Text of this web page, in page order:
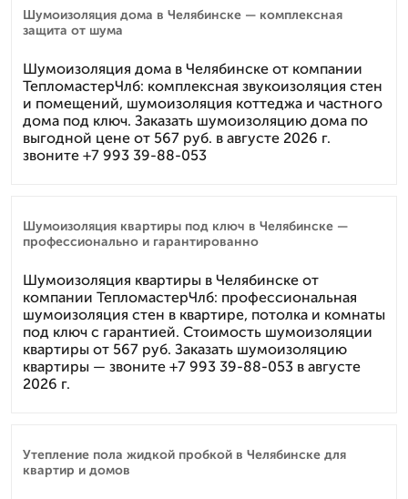
Шумоизоляция дома в Челябинске — комплексная
защита от шума
Шумоизоляция дома в Челябинске от компании
ТепломастерЧлб: комплексная звукоизоляция стен
и помещений, шумоизоляция коттеджа и частного
дома под ключ. Заказать шумоизоляцию дома по
выгодной цене от 567 руб. в августе 2026 г.
звоните +7 993 39-88-053
Шумоизоляция квартиры под ключ в Челябинске —
профессионально и гарантированно
Шумоизоляция квартиры в Челябинске от
компании ТепломастерЧлб: профессиональная
шумоизоляция стен в квартире, потолка и комнаты
под ключ с гарантией. Стоимость шумоизоляции
квартиры от 567 руб. Заказать шумоизоляцию
квартиры — звоните +7 993 39-88-053 в августе
2026 г.
Утепление пола жидкой пробкой в Челябинске для
квартир и домов